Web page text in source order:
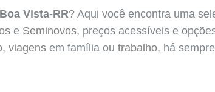
Vista-RR? Aqui você encontra uma
e Seminovos, preços acessíveis e
, viagens em família ou trabalho, há